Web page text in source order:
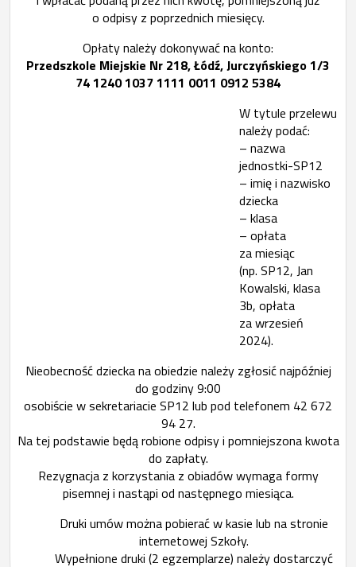
o odpisy z poprzednich miesięcy.
Opłaty należy dokonywać na konto:
Przedszkole Miejskie Nr 218, Łódź, Jurczyńskiego 1/3
74 1240 1037 1111 0011 0912 5384
W tytule przelewu
należy podać:
– nazwa
jednostki-SP12
– imię i nazwisko
dziecka
– klasa
– opłata
za miesiąc
(np. SP12, Jan
Kowalski, klasa
3b, opłata
za wrzesień
2024).
Nieobecność dziecka na obiedzie należy zgłosić najpóźniej
do godziny 9:00
osobiście w sekretariacie SP12 lub pod telefonem 42 672
94 27.
Na tej podstawie będą robione odpisy i pomniejszona kwota
do zapłaty.
Rezygnacja z korzystania z obiadów wymaga formy
pisemnej i nastąpi od następnego miesiąca.
Druki umów można pobierać w kasie lub na stronie
internetowej Szkoły.
Wypełnione druki (2 egzemplarze) należy dostarczyć